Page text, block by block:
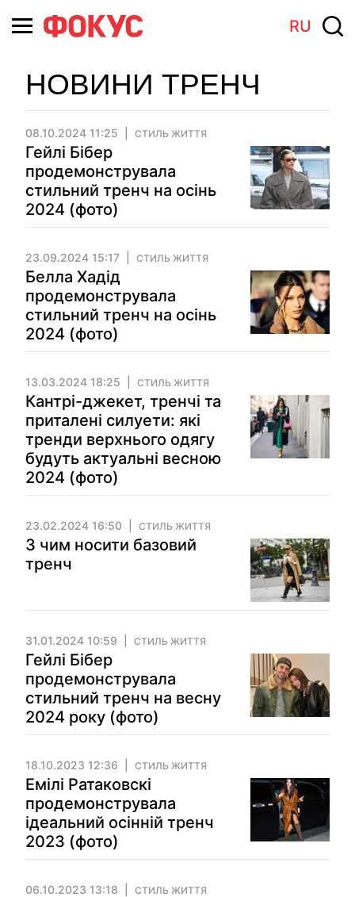
RU
НОВИНИ ТРЕНЧ
08.10.2024 11:25 СТИЛЬ ЖИТТЯ
Гейлі Бібер
продемонструвала
стильний тренч на осінь
2024 (фото)
23.09.2024 15:17 СТИЛЬ ЖИТТЯ
Белла Хадід
продемонструвала
стильний тренч на осінь
2024 (фото)
13.03.2024 18:25 СТИЛЬ ЖИТТЯ
Кантрі-джекет, тренчі та
приталені силуети: які
тренди верхнього одягу
будуть актуальні весною
2024 (фото)
23.02.2024 16:50 СТИЛЬ ЖИТТЯ
З чим носити базовий
тренч
31.01.2024 10:59 СТИЛЬ ЖИТТЯ
Гейлі Бібер
продемонструвала
стильний тренч на весну
2024 року (фото)
18.10.2023 12:36 СТИЛЬ ЖИТТЯ
Емілі Ратаковскі
продемонструвала
ідеальний осінній тренч
2023 (фото)
06.10.2023 13:18 СТИЛЬ ЖИТТЯ